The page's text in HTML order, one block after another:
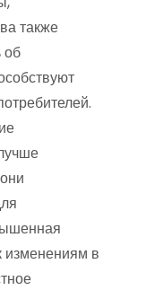
также
об
изменениям в